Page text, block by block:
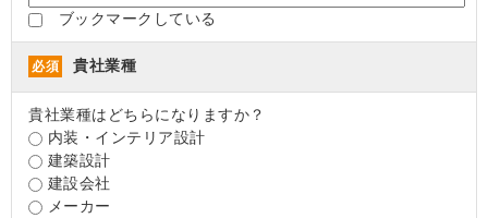
ブックマークしている
必須 貴社業種
貴社業種はどちらになりますか？
内装・インテリア設計
建築設計
建設会社
メーカー